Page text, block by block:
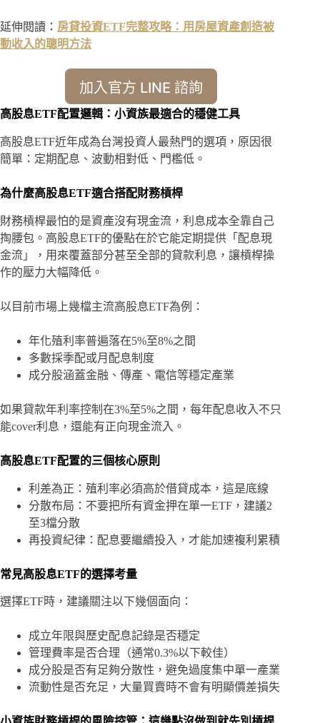
延伸閱讀： 房貸投資ETF完整攻略：用房屋資產創造被
動收入的聰明方法
加入官方 LINE 諮詢
高股息ETF配置邏輯：小資族最適合的穩健工具
高股息ETF近年成為台灣投資人最熱門的選項，原因很
簡單：定期配息、波動相對低、門檻低。
為什麼高股息ETF適合搭配財務槓桿
財務槓桿最怕的是資產沒有現金流，利息成本全靠自己
掏腰包。高股息ETF的優點在於它能定期提供「配息現
金流」，用來覆蓋部分甚至全部的貸款利息，讓槓桿操
作的壓力大幅降低。
以目前市場上幾檔主流高股息ETF為例：
年化殖利率普遍落在5%至8%之間
多數採季配或月配息制度
成分股涵蓋金融、傳產、電信等穩定產業
如果貸款年利率控制在3%至5%之間，每年配息收入不只
能cover利息，還能有正向現金流入。
高股息ETF配置的三個核心原則
利差為正：殖利率必須高於借貸成本，這是底線
分散布局：不要把所有資金押在單一ETF，建議2
至3檔分散
再投資紀律：配息要繼續投入，才能加速複利累積
常見高股息ETF的選擇考量
選擇ETF時，建議關注以下幾個面向：
成立年限與歷史配息記錄是否穩定
管理費率是否合理（通常0.3%以下較佳）
成分股是否有足夠分散性，避免過度集中單一產業
流動性是否充足，大量買賣時不會有明顯價差損失